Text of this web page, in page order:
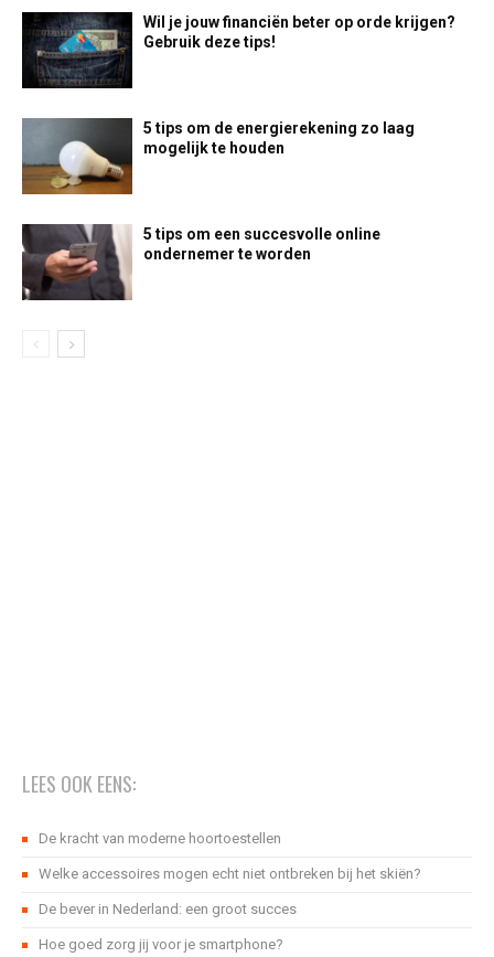
Wil je jouw financiën beter op orde krijgen?
Gebruik deze tips!
5 tips om de energierekening zo laag
mogelijk te houden
5 tips om een succesvolle online
ondernemer te worden
LEES OOK EENS:
De kracht van moderne hoortoestellen
Welke accessoires mogen echt niet ontbreken bij het skiën?
De bever in Nederland: een groot succes
Hoe goed zorg jij voor je smartphone?